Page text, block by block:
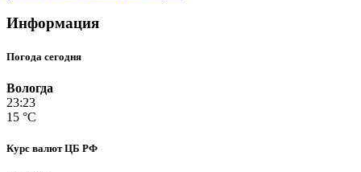
Информация
Погода сегодня
Вологда
23:23
15 °C
Курс валют ЦБ РФ